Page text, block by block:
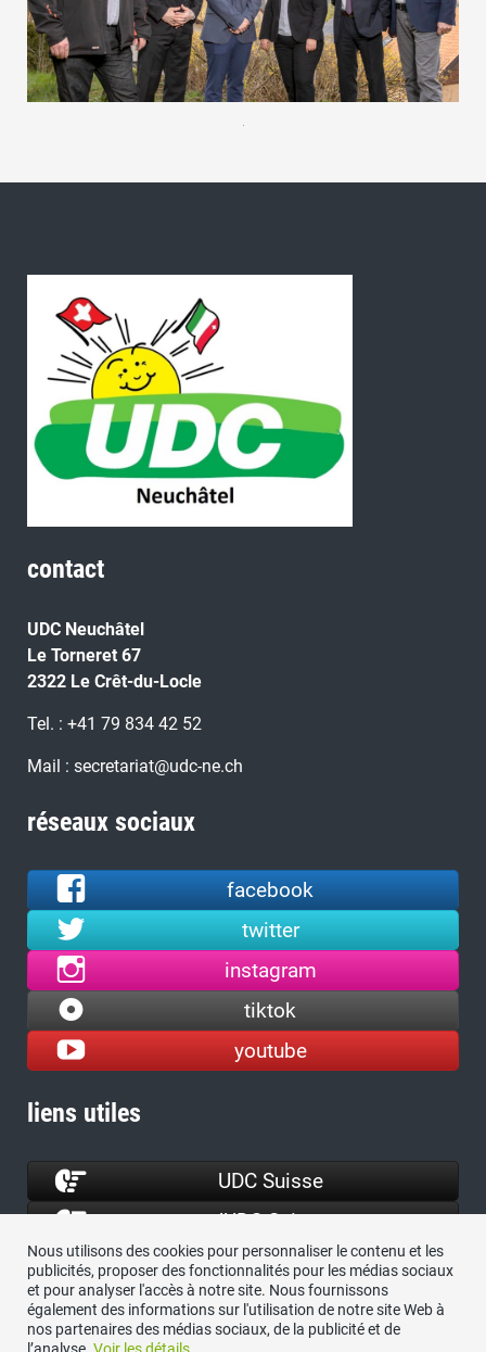
contact
UDC Neuchâtel
Le Torneret 67
2322 Le Crêt-du-Locle
Tel. : +41 79 834 42 52
Mail : secretariat@udc-ne.ch
réseaux sociaux
facebook
twitter
instagram
tiktok
youtube
liens utiles
UDC Suisse
JUDC Suisse
ProTELL
ASIN
Nous utilisons des cookies pour personnaliser le contenu et les
publicités, proposer des fonctionnalités pour les médias sociaux
et pour analyser l'accès à notre site. Nous fournissons
également des informations sur l'utilisation de notre site Web à
nos partenaires des médias sociaux, de la publicité et de